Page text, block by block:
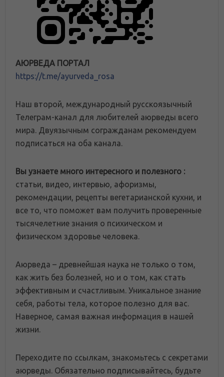
АЮРВЕДА ПОРТАЛ
https://t.me/ayurveda_rosa
Наш второй, международный русскоязычный
Телеграм-канал для любителей аюрведы всего
мира. Двуязычным согражданам рекомендуем
подписаться на оба канала.
Вы узнаете много интересного и полезного :
статьи, видео, интервью, афоризмы,
рекомендации, рецепты вегетарианской кухни, и
все то, что поможет вам получить проверенные
тысячелетние знания о психическом и
физическом здоровье человека.
Аюрведа – древнейшая наука не только о том,
как жить без болезней, но и о том, как стать
эффективным и счастливым. Уникальное знание
себя, работы тела, которое полезно для вас.
Наверное, самая важная информация в нашей
жизни.
Переходите по ссылкам, знакомьтесь с секретами
аюрведы. Обязательно подписывайтесь, будьте